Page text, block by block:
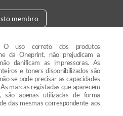
membro
O uso correto dos produtos
da Oneprint, não prejudicam a
danificam as impressoras. As
e toners disponibilizados são
se pode precisar as capacidades
marcas registadas que aparecem
apenas utilizadas de forma
das mesmas correspondente aos